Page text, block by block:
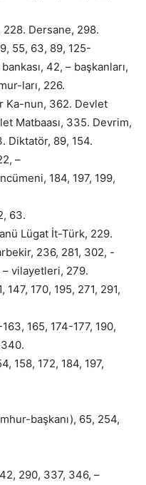
228. Dersane, 298.
55, 63, 89, 125-
42, – başkanları,
ları, 226.
Ka-nun, 362. Devlet
Matbaası, 335. Devrim,
Diktatör, 89, 154.
–
184, 197, 199,
63.
Lügat İt-Türk, 229.
236, 281, 302, -
vilayetleri, 279.
147, 170, 195, 271, 291,
165, 174-177, 190,
158, 172, 184, 197,
başkanı), 65, 254,
290, 337, 346, –